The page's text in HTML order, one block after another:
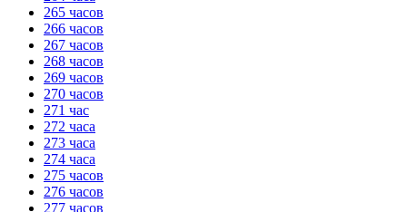
265 часов
266 часов
267 часов
268 часов
269 часов
270 часов
271 час
272 часа
273 часа
274 часа
275 часов
276 часов
277 часов